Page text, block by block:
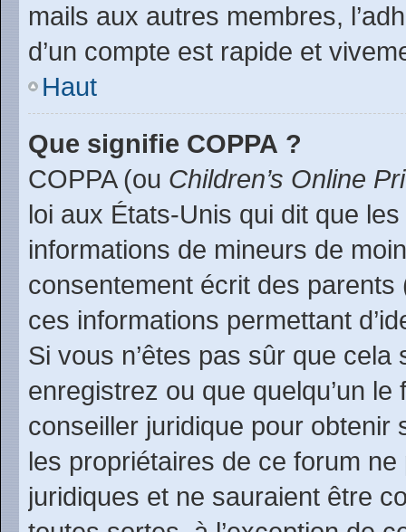
mails aux autres membres,
d’un compte est rapide et
Haut
Que signifie COPPA ?
COPPA (ou Children’s Online
loi aux États-Unis qui dit que
informations de mineurs de
consentement écrit des parents
ces informations permettant
Si vous n’êtes pas sûr que
enregistrez ou que quelqu’un
conseiller juridique pour obtenir
les propriétaires de ce forum
juridiques et ne sauraient être